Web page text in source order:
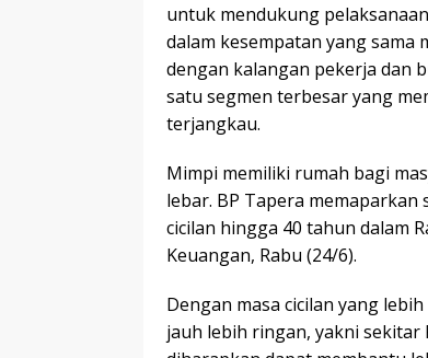
untuk mendukung
dalam kesempatan yang
dengan kalangan pekerja dan
satu segmen terbesar yang
terjangkau.
Mimpi memiliki rumah bagi
lebar. BP Tapera memaparkan
cicilan hingga 40 tahun dalam
Keuangan, Rabu (24/6).
Dengan masa cicilan yang
jauh lebih ringan, yakni sekitar